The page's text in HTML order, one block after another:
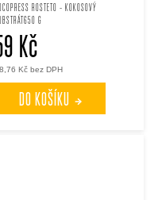
ROSTETO - KOKOSOVÝ
G
Kč bez DPH
Kč
DO KOŠÍKU